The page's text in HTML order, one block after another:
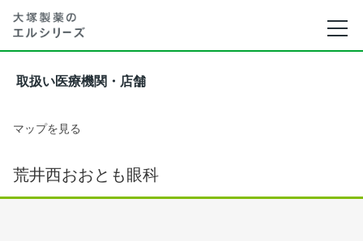
取扱い医療機関・店舗
マップを見る
荒井西おおとも眼科